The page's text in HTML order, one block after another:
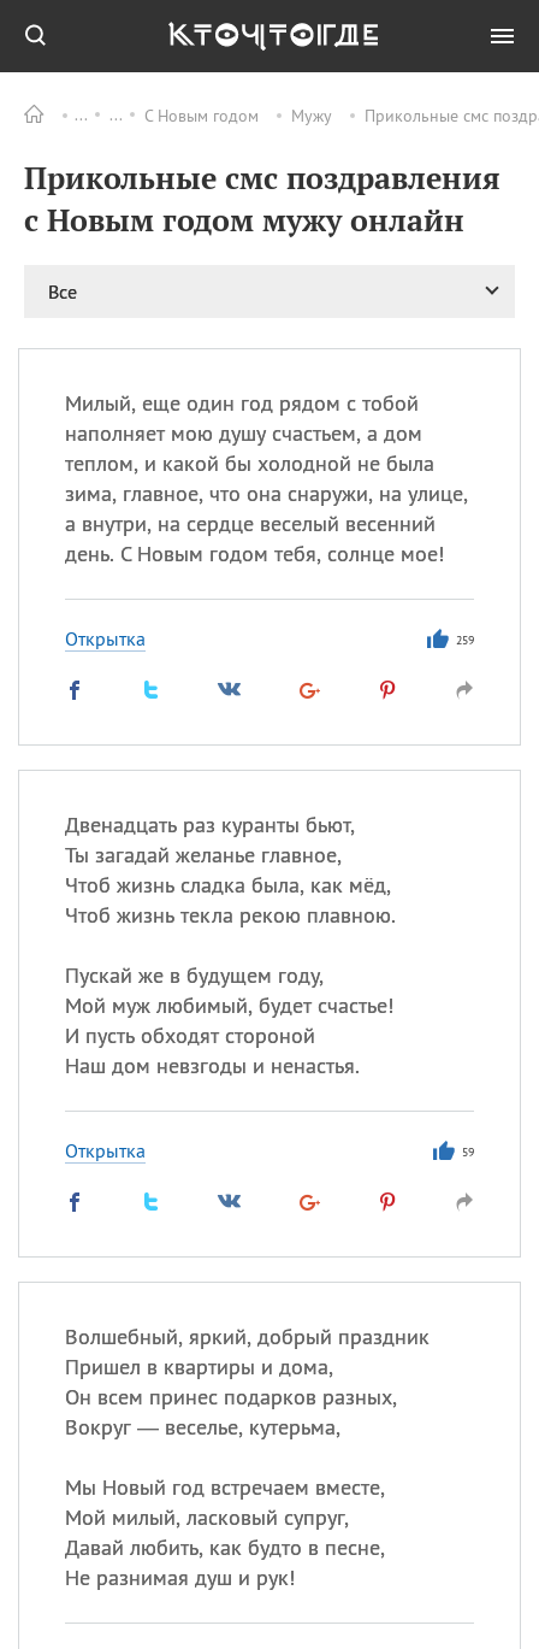
С Новым годом Мужу Прикольные смс
Прикольные смс поздравления
с Новым годом мужу онлайн
Все
Милый, еще один год рядом с тобой
наполняет мою душу счастьем, а дом
теплом, и какой бы холодной не была
зима, главное, что она снаружи, на улице,
а внутри, на сердце веселый весенний
день. С Новым годом тебя, солнце мое!
Открытка 259
Двенадцать раз куранты бьют,
Ты загадай желанье главное,
Чтоб жизнь сладка была, как мёд,
Чтоб жизнь текла рекою плавною.
Пускай же в будущем году,
Мой муж любимый, будет счастье!
И пусть обходят стороной
Наш дом невзгоды и ненастья.
Открытка 59
Волшебный, яркий, добрый праздник
Пришел в квартиры и дома,
Он всем принес подарков разных,
Вокруг — веселье, кутерьма,
Мы Новый год встречаем вместе,
Мой милый, ласковый супруг,
Давай любить, как будто в песне,
Не разнимая душ и рук!
ПРАЗДНИКИ Все
09.08 День памяти
великомученика и
целителя Пантелеимона
Николая Чудотворца
11.08 День полета на
11.08 День Святой Клары —
покровительницы
телевидения
ИМЕНА
происхождение